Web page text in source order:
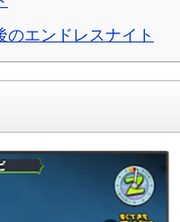
のエンドレスナイト